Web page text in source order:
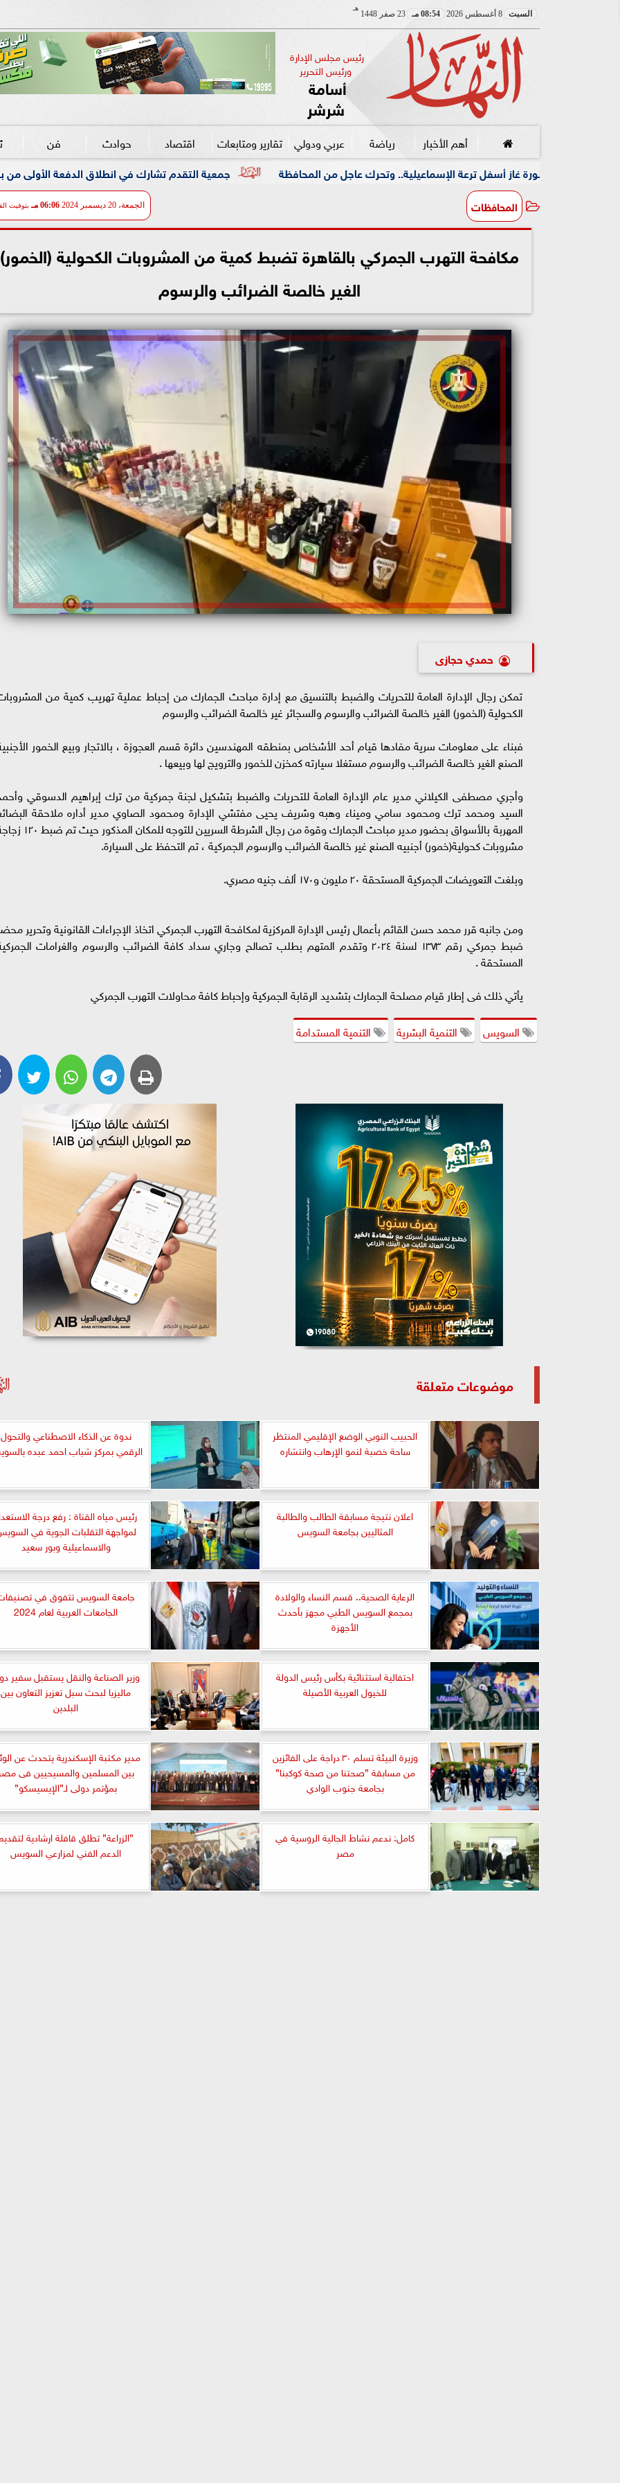
السبت 8 أغسطس 2026 08:54 مـ 23 صفر 1448
هـ
رئيس مجلس الإدارة
ورئيس التحرير
أسامة
شرشر
أهم الأخبار رياضة عربي ودولي تقارير ومتابعات اقتصاد حوادث فن
جمعية التقدم تشارك في انطلاق الدفعة الأولى من برنامج DXC Dandelion بمصر أسفل ترعة الإسماعيلية.. وتحرك عاجل من المحافظة
المحافظات الجمعة، 20 ديسمبر 2024 06:06 مـ بتوقيت
مكافحة التهرب الجمركي بالقاهرة تضبط كمية من المشروبات الكحولية (الخمور)
الغير خالصة الضرائب والرسوم
حمدي حجازى
تمكن رجال الإدارة العامة للتحريات والضبط بالتنسيق مع إدارة مباحث الجمارك من إحباط عملية تهريب كمية من
الكحولية (الخمور) الغير خالصة الضرائب والرسوم والسجائر غير خالصة الضرائب والرسوم
فبناء على معلومات سرية مفادها قيام أحد الأشخاص بمنطقه المهندسين دائرة قسم العجوزة ، بالاتجار وبيع الخمور
الصنع الغير خالصة الضرائب والرسوم مستغلا سيارته كمخزن للخمور والترويج لها وبيعها .
وأجري مصطفى الكيلاني مدير عام الإدارة العامة للتحريات والضبط بتشكيل لجنة جمركية من ترك إبراهيم الدسوقي
السيد ومحمد ترك ومحمود سامي وميناء وهبه وشريف يحيى مفتشي الإدارة ومحمود الصاوي مدير أداره ملاحقة
المهربة بالأسواق بحضور مدير مباحث الجمارك وقوة من رجال الشرطة السريين للتوجه
مشروبات كحولية(خمور) أجنبيه الصنع غير خالصة الضرائب والرسوم الجمركية ، تم التحفظ على السيارة.
وبلغت التعويضات الجمركية المستحقة ٢٠ مليون و١٧٠ ألف جنيه مصري.
ومن جانبه قرر محمد حسن القائم بأعمال رئيس الإدارة المركزية لمكافحة التهرب الجمركي اتخاذ الإجراءات القانونية وتحرير
ضبط جمركي رقم ١٣٧٣ لسنة ٢٠٢٤ وتقدم المتهم بطلب تصالح وجاري سداد كافة الضرائب والرسوم والغرامات
المستحقة .
يأتي ذلك فى إطار قيام مصلحة الجمارك بتشديد الرقابة الجمركية وإحباط كافة محاولات التهرب الجمركي
السويس
التنمية البشرية التنمية المستدامة
موضوعات متعلقة
الحبيب النوبي الوضع الإقليمي المنتظر
ساحة خصبة لنمو الإرهاب وانتشاره
ندوة عن الذكاء الاصطناعي والتحول
الرقمي بمركز شباب احمد عبده
اعلان نتيجة مسابقة الطالب والطالبة
المثاليين بجامعة السويس
رئيس مياه القناة : رفع درجة
لمواجهة التقلبات الجوية في
والاسماعيلية وبور سعيد
الرعاية الصحية.. قسم النساء والولادة
بمجمع السويس الطبي مجهز بأحدث
الأجهزة
جامعة السويس تتفوق في
الجامعات العربية لعام 2024
احتفالية استثنائية بكأس رئيس الدولة
للخيول العربية الأصيلة
وزير الصناعة والنقل يستقبل سفير
ماليزيا لبحث سبل تعزيز التعاون بين
البلدين
وزيرة البيئة تسلم ٣٠ دراجة على الفائزين
من مسابقة ”صحتنا من صحة كوكبنا”
بجامعة جنوب الوادي
مدير مكتبة الإسكندرية يتحدث عن
بين المسلمين والمسيحيين فى
بمؤتمر دولى لـ”الإيسيسكو”
كامل: ندعم نشاط الجالية الروسية في
مصر
”الزراعة” تطلق قافلة ارشادية
الدعم الفني لمزارعي السويس